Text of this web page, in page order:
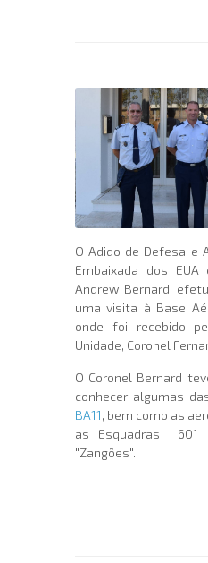
O Adido de Defesa e
Embaixada dos EUA
Andrew Bernard,
uma visita à Base
onde foi recebido
Unidade, Coronel
O Coronel Bernard
conhecer algumas
BA11, bem como as
as Esquadras
"Zangões".